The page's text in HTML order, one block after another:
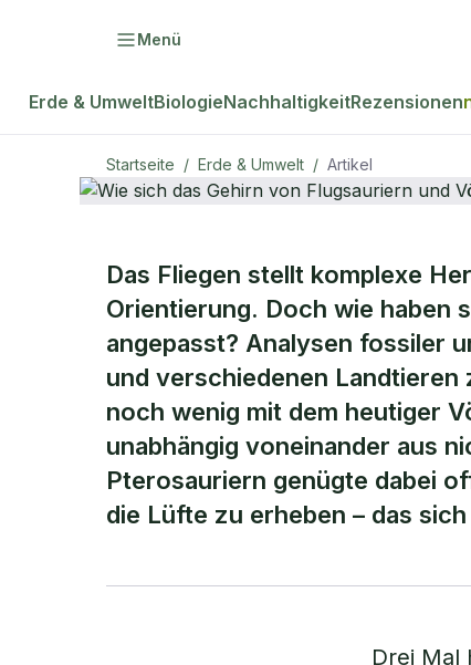
Menü
Erde & UmweltBiologieNachhaltigkeitRezensionen
Startseite / Erde & Umwelt / Artikel
ERDE & UMWELT
Wie sich
entwickelte
Das Fliegen stellt komplexe
Orientierung. Doch wie haben
angepasst? Analysen fossiler
und verschiedenen Landtieren
noch wenig mit dem heutiger
unabhängig voneinander aus
Pterosauriern genügte dabei
die Lüfte zu erheben – das
Drei Mal